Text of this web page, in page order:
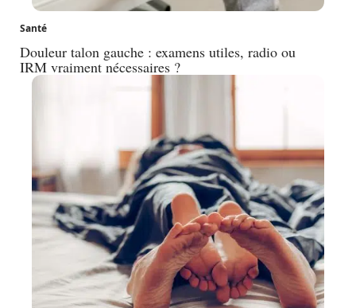
Santé
Douleur talon gauche : examens utiles, radio ou
IRM vraiment nécessaires ?